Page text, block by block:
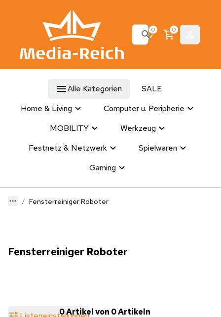
0 0
Alle Kategorien
SALE
Home & Living
Computer u. Peripherie
MOBILITY
Werkzeug
Festnetz & Netzwerk
Spielwaren
Gaming
Fensterreiniger Roboter
Fensterreiniger Roboter
0 Artikel von 0 Artikeln